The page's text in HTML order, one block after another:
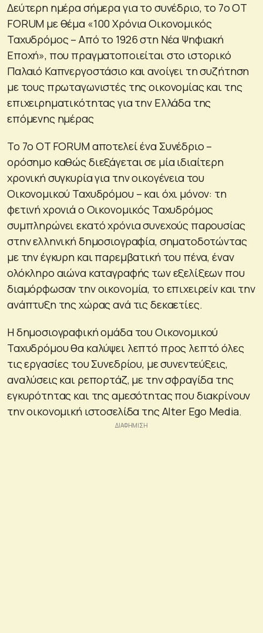
Δεύτερη ημέρα σήμερα για το συνέδριο, το 7ο OT
FORUM με θέμα «100 Χρόνια Οικονομικός
Ταχυδρόμος – Από το 1926 στη Νέα Ψηφιακή
Εποχή», που πραγματοποιείται στο ιστορικό
Παλαιό Καπνεργοστάσιο και ανοίγει τη συζήτηση
με τους πρωταγωνιστές της οικονομίας και της
επιχειρηματικότητας για την Ελλάδα της
επόμενης ημέρας
Το 7ο OT FORUM αποτελεί ένα Συνέδριο –
ορόσημο καθώς διεξάγεται σε μία ιδιαίτερη
χρονική συγκυρία για την οικογένεια του
Οικονομικού Ταχυδρόμου – και όχι μόνον: τη
φετινή χρονιά ο Οικονομικός Ταχυδρόμος
συμπληρώνει εκατό χρόνια συνεχούς παρουσίας
στην ελληνική δημοσιογραφία, σηματοδοτώντας
με την έγκυρη και παρεμβατική του πένα, έναν
ολόκληρο αιώνα καταγραφής των εξελίξεων που
διαμόρφωσαν την οικονομία, το επιχειρείν και την
ανάπτυξη της χώρας ανά τις δεκαετίες.
Η δημοσιογραφική ομάδα του Οικονομικού
Ταχυδρόμου θα καλύψει λεπτό προς λεπτό όλες
τις εργασίες του Συνεδρίου, με συνεντεύξεις,
αναλύσεις και ρεπορτάζ, με την σφραγίδα της
εγκυρότητας και της αμεσότητας που διακρίνουν
την οικονομική ιστοσελίδα της Alter Ego Media.